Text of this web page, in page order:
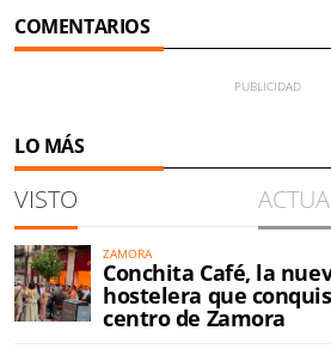
COMENTARIOS
LO MÁS
VISTO
ZAMORA
Conchita Café, la
hostelera que
centro de Zamora